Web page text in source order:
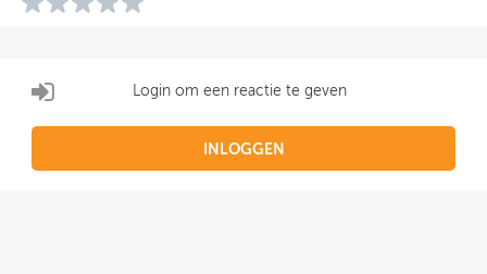
Login om een reactie te geven
INLOGGEN